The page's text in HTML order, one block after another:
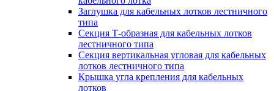
Заглушка для кабельных лотков лестничного
типа
Секция Т-образная для кабельных лотков
лестничного типа
Секция вертикальная угловая для кабельных
лотков лестничного типа
Крышка угла крепления для кабельных
лотков